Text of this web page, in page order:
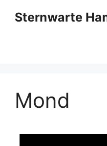
Sternwarte
Mond